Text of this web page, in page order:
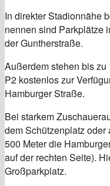
In direkter Stadionnähe
nennen sind Parkplätze
der Guntherstraße.
Außerdem stehen bis
P2 kostenlos zur
Hamburger Straße.
Bei starkem
dem Schützenplatz
500 Meter die
auf der rechten Seite).
Großparkplatz.